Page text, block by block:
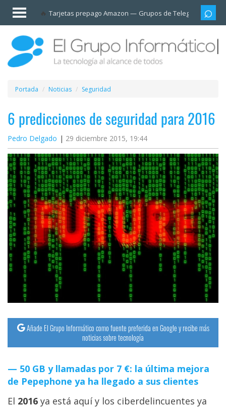
Tarjetas prepago Amazon Grupos de Telegram
Invitado
Iniciar
sesión /
Registrarse
Esenciales
Móviles
Ofertas
Apps
Redes
sociales
Plataformas
streaming
Operadores
Trucos
y
Tutoriales
Ciberseguridad
Sistemas
operativos
Portada Noticias Seguridad
6 predicciones de seguridad para 2016
Pedro Delgado 29 diciembre 2015, 19:44
Añade El Grupo Informático como fuente preferida en Google y recibe más
noticias sobre tecnología
50 GB y llamadas por 7 €: la última mejora
de Pepephone ya ha llegado a sus clientes
El 2016 ya está aquí y los ciberdelincuentes ya